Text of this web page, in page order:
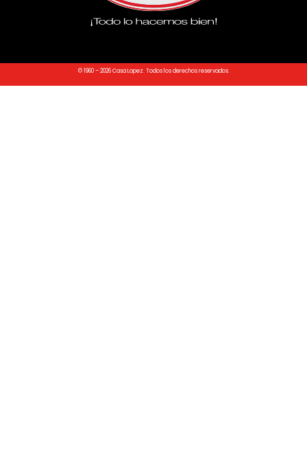
© 1960 – 2026 Casa Lopez. Todos los derechos reservados.